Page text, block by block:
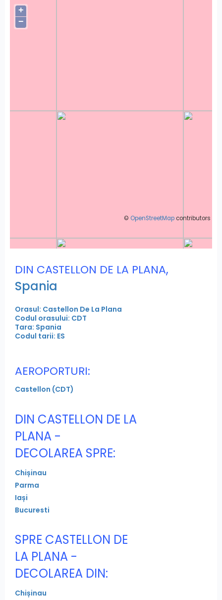
+
−
© OpenStreetMap contributors
DIN CASTELLON DE LA PLANA,
Spania
Orasul: Castellon De La Plana
Codul orasului: CDT
Tara: Spania
Codul tarii: ES
AEROPORTURI:
Castellon (CDT)
DIN CASTELLON DE LA
PLANA -
DECOLAREA SPRE:
Chișinau
Parma
Iași
Bucuresti
SPRE CASTELLON DE
LA PLANA -
DECOLAREA DIN:
Chișinau